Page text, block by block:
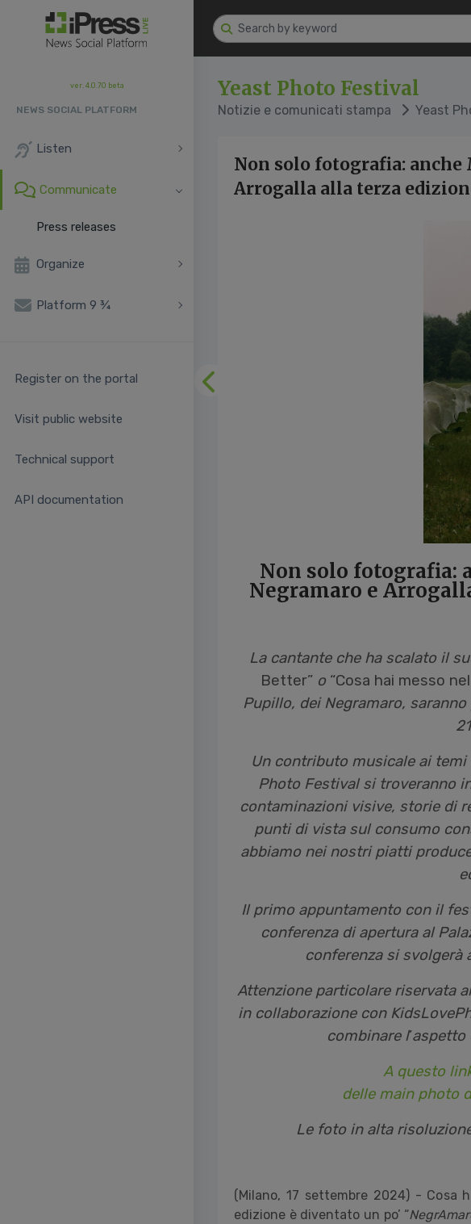
ver. 4.0.70 beta
NEWS SOCIAL PLATFORM
Listen
Communicate
Press releases
Organize
Platform 9 ¾
Register on the portal
Visit public website
Technical support
API documentation
Yeast Photo Festival
Notizie e comunicati stampa Yeast
Non solo fotografia: anche
Arrogalla alla terza
Previous
Non solo fotografia:
Negramaro e
La cantante che ha scalato il
Better” o “Cosa hai messo
Pupillo, dei Negramaro,
Un contributo musicale ai
Photo Festival si troveranno
contaminazioni visive, storie di
punti di vista sul consumo
abbiamo nei nostri piatti
Il primo appuntamento con il
conferenza di apertura al
conferenza si svolgerà
Attenzione particolare riservata
in collaborazione con
combinare l’aspetto
A questo
delle main photo
Le foto in alta
(Milano, 17 settembre 2024) - Cosa
edizione è diventato un po’ “